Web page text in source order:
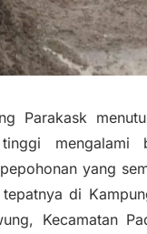
Parakask
mengalami
yang
di
Kecamatan